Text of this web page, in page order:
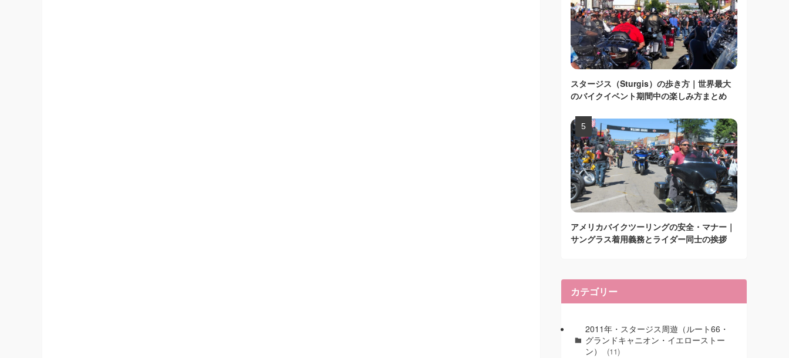
スタージス（Sturgis）の歩き方｜世界最大
のバイクイベント期間中の楽しみ方まとめ
アメリカバイクツーリングの安全・マナー｜
サングラス着用義務とライダー同士の挨拶
カテゴリー
2011年・スタージス周遊（ルート66・
グランドキャニオン・イエローストー
ン）
(11)